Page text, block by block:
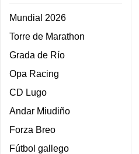
Mundial 2026
Torre de Marathon
Grada de Río
Opa Racing
CD Lugo
Andar Miudiño
Forza Breo
Fútbol gallego